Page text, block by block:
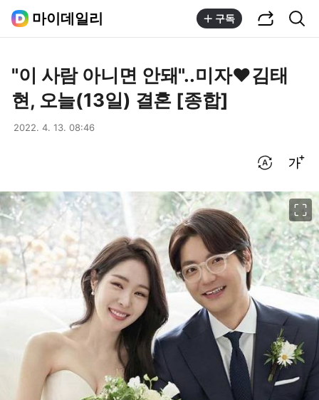
마이데일리 구독
"이 사람 아니면 안돼"..미자♥김태
현, 오늘(13일) 결혼 [종합]
2022. 4. 13. 08:46